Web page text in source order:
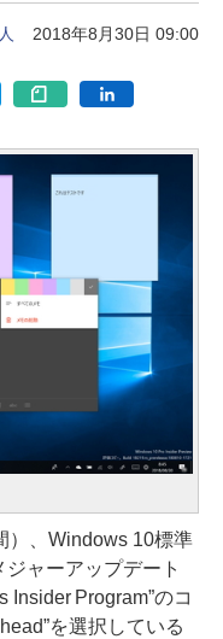
2018年8月30日 09:00
、Windows 10標準
ャーアップデート
Insider Program”のコ
を選択している